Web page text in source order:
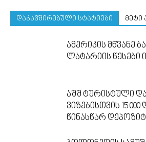
დაკავშირებული სტატიები მეტი
ამერიკის მწვანე
ლატარიის წესები
აშშ ტურისტული და
ვიზებისთვის 15
წინასწარ